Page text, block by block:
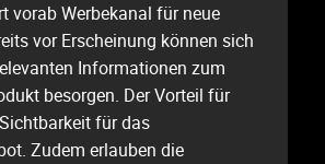
vorab Werbekanal für neue
vor Erscheinung können sich
Informationen zum
besorgen. Der Vorteil für
für das
Zudem erlauben die